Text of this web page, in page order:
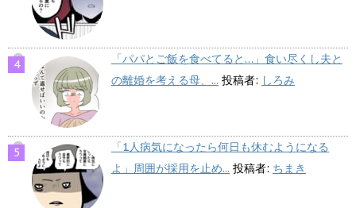
「パパとご飯を食べてると…」食い尽くし夫と
の離婚を考える母、... 投稿者: しろみ
「1人病気になったら何日も休むようになる
よ」周囲が採用を止め... 投稿者: ちまき